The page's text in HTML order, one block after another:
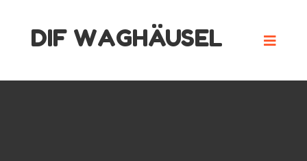
DIF WAGHÄUSEL